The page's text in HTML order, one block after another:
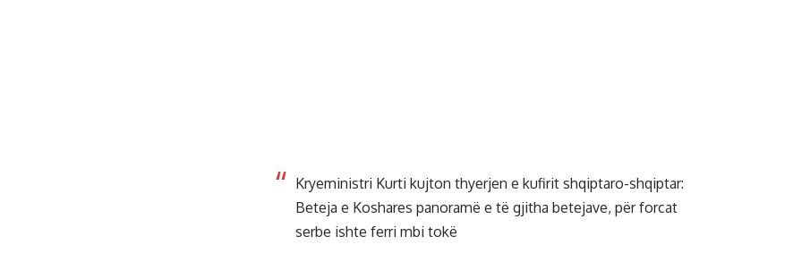
Kryeministri Kurti kujton thyerjen e kufirit shqiptaro-shqiptar:
Beteja e Koshares panoramë e të gjitha betejave, për forcat
serbe ishte ferri mbi tokë